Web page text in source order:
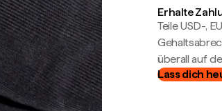
Erhalte
Teile USD-,
überall auf
Lass dich